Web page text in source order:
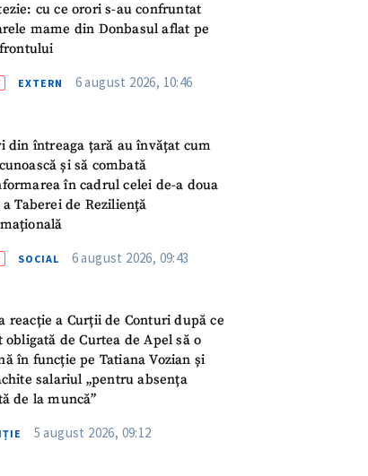
cu ce orori s-au confruntat
mame din Donbasul aflat pe
EXTERN 6 august 2026, 10:46
din întreaga țară au învățat cum
și să combată
în cadrul celei de-a doua
Taberei de Reziliență
SOCIAL 6 august 2026, 09:43
reacție a Curții de Conturi după ce
obligată de Curtea de Apel să o
în funcție pe Tatiana Vozian și
salariul „pentru absența
de la muncă”
5 august 2026, 09:12